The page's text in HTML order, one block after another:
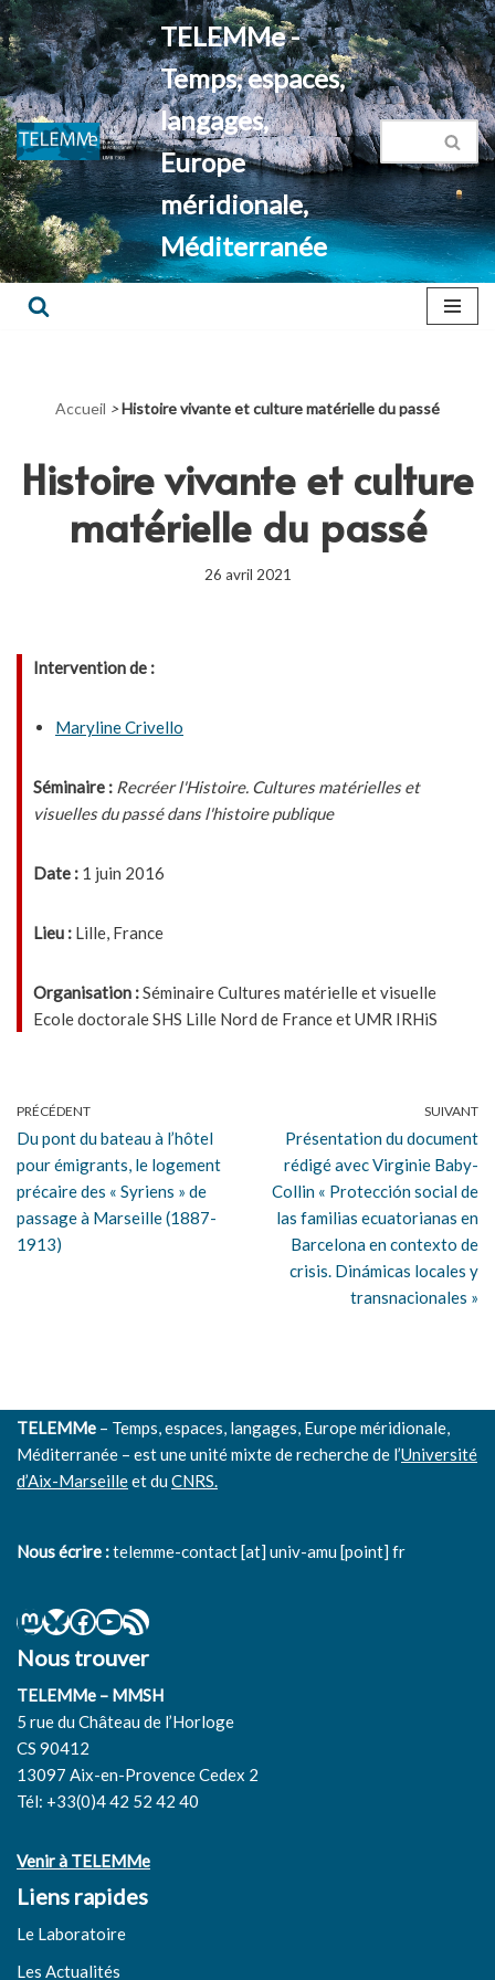
Aller
au
contenu
TELEMMe -
Temps, espaces,
langages,
Europe
méridionale,
Méditerranée
Accueil >Histoire vivante et culture matérielle du passé
Histoire vivante et culture
matérielle du passé
26 avril 2021
Intervention de :
Maryline Crivello
Séminaire : Recréer l'Histoire. Cultures matérielles et
visuelles du passé dans l'histoire publique
Date : 1 juin 2016
Lieu : Lille, France
Organisation :Séminaire Cultures matérielle et visuelle
Ecole doctorale SHS Lille Nord de France et UMR IRHiS
PRÉCÉDENT
Du pont du bateau à l’hôtel
pour émigrants, le logement
précaire des « Syriens » de
passage à Marseille (1887-
1913)
SUIVANT
Présentation du document
rédigé avec Virginie Baby-
Collin « Protección social de
las familias ecuatorianas en
Barcelona en contexto de
crisis. Dinámicas locales y
transnacionales »
TELEMMe – Temps, espaces, langages, Europe méridionale,
Méditerranée – est une unité mixte de recherche de l’Université
d’Aix-Marseilleet duCNRS.
Nous écrire :telemme-contact [at] univ-amu [point] fr
Nous trouver
TELEMMe – MMSH
5 rue du Château de l’Horloge
CS 90412
13097 Aix-en-Provence Cedex 2
Tél: +33(0)4 42 52 42 40
Venir à TELEMMe
Liens rapides
Le Laboratoire
Les Actualités